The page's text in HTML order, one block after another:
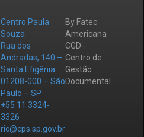
Centro Paula
Souza
Rua dos
Andradas, 140 –
Santa Efigênia
01208-000 – São
Paulo – SP
+55 11 3324-
3326
ric@cps.sp.gov.br
By Fatec
Americana
CGD -
Centro de
Gestão
Documental